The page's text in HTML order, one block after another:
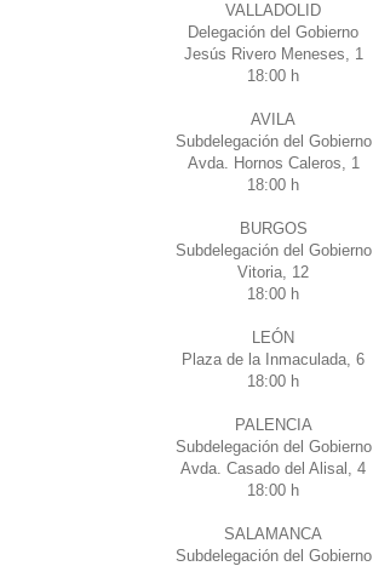
VALLADOLID
Delegación del Gobierno
Jesús Rivero Meneses, 1
18:00 h
AVILA
Subdelegación del Gobierno
Avda. Hornos Caleros, 1
18:00 h
BURGOS
Subdelegación del Gobierno
Vitoria, 12
18:00 h
LEÓN
Plaza de la Inmaculada, 6
18:00 h
PALENCIA
Subdelegación del Gobierno
Avda. Casado del Alisal, 4
18:00 h
SALAMANCA
Subdelegación del Gobierno